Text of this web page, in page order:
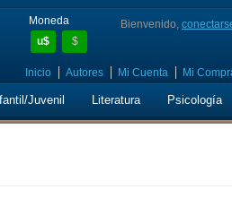
Moneda
u$
$
Bienvenido,
Inicio Autores Mi Cuenta Mi
Juvenil Literatura Psicología